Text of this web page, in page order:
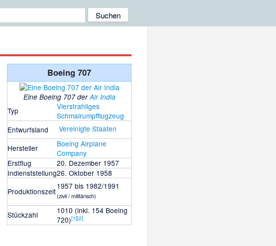
Boeing 707
Eine Boeing 707 derAir India
Typ
Vierstrahliges
Schmalrumpfflugzeug
Entwurfsland
Vereinigte Staaten
Hersteller
Boeing Airplane
Company
Erstflug
20. Dezember 1957
Indienststellung26. Oktober 1958
Produktionszeit
1957 bis 1982/1991
(zivil / militärisch)
Stückzahl
1010 (inkl. 154 Boeing
720)[1][2]